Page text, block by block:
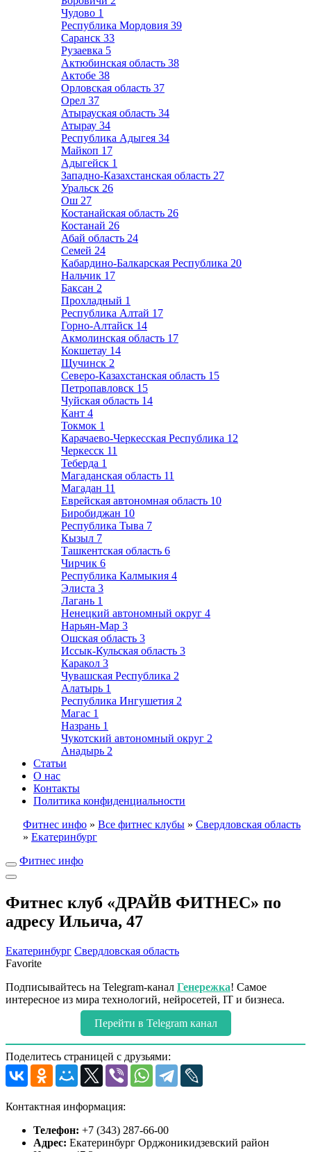
Чудово 1
Республика Мордовия 39
Саранск 33
Рузаевка 5
Актюбинская область 38
Актобе 38
Орловская область 37
Орел 37
Атырауская область 34
Атырау 34
Республика Адыгея 34
Майкоп 17
Адыгейск 1
Западно-Казахстанская область 27
Уральск 26
Ош 27
Костанайская область 26
Костанай 26
Абай область 24
Семей 24
Кабардино-Балкарская Республика 20
Нальчик 17
Баксан 2
Прохладный 1
Республика Алтай 17
Горно-Алтайск 14
Акмолинская область 17
Кокшетау 14
Щучинск 2
Северо-Казахстанская область 15
Петропавловск 15
Чуйская область 14
Кант 4
Токмок 1
Карачаево-Черкесская Республика 12
Черкесск 11
Теберда 1
Магаданская область 11
Магадан 11
Еврейская автономная область 10
Биробиджан 10
Республика Тыва 7
Кызыл 7
Ташкентская область 6
Чирчик 6
Республика Калмыкия 4
Элиста 3
Лагань 1
Ненецкий автономный округ 4
Нарьян-Мар 3
Ошская область 3
Иссык-Кульская область 3
Каракол 3
Чувашская Республика 2
Алатырь 1
Республика Ингушетия 2
Магас 1
Назрань 1
Чукотский автономный округ 2
Анадырь 2
Статьи
О нас
Контакты
Политика конфиденциальности
Фитнес инфо » Все фитнес клубы » Свердловская область
» Екатеринбург
Фитнес инфо
Фитнес клуб «ДРАЙВ ФИТНЕС» по
адресу Ильича, 47
Екатеринбург Свердловская область
Favorite
Подписывайтесь на Telegram-канал Генережка! Самое
интересное из мира технологий, нейросетей, IT и бизнеса.
Перейти в Telegram канал
Поделитесь страницей с друзьями:
Контактная информация:
Телефон: +7 (343) 287-66-00
Адрес: Екатеринбург Орджоникидзевский район